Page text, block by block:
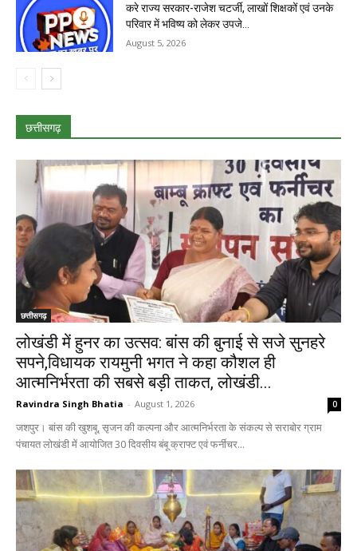
करे राज्य सरकार-राजेश चटर्जी, लाखों शिक्षकों एवं उनके
परिवार में भविष्य को लेकर उपजे...
August 5, 2026
छत्तीसगढ़
छत्तीसगढ़
लोखंडी में हुनर का उत्सव: बांस की बुनाई से सजे सुनहरे
सपने,विधायक रायमुनी भगत ने कहा कौशल ही
आत्मनिर्भरता की सबसे बड़ी ताकत, लोखंडी...
Ravindra Singh Bhatia - August 1, 2026 0
जशपुर। बांस की खुशबू, सृजन की कल्पना और आत्मनिर्भरता के संकल्प से सराबोर ग्राम
पंचायत लोखंडी में आयोजित 30 दिवसीय बंबू क्राफ्ट एवं फर्नीचर...